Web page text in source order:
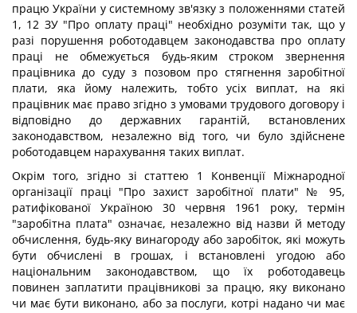
працю України у системному зв'язку з положеннями статей
1, 12 ЗУ "Про оплату праці" необхідно розуміти так, що у
разі порушення роботодавцем законодавства про оплату
праці не обмежується будь-яким строком звернення
працівника до суду з позовом про стягнення заробітної
плати, яка йому належить, тобто усіх виплат, на які
працівник має право згідно з умовами трудового договору і
відповідно до державних гарантій, встановлених
законодавством, незалежно від того, чи було здійснене
роботодавцем нарахування таких виплат.
Окрім того, згідно зі статтею 1 Конвенції Міжнародної
організації праці "Про захист заробітної плати" № 95,
ратифікованої Україною 30 червня 1961 року, термін
"заробітна плата" означає, незалежно від назви й методу
обчислення, будь-яку винагороду або заробіток, які можуть
бути обчислені в грошах, і встановлені угодою або
національним законодавством, що їх роботодавець
повинен заплатити працівникові за працю, яку виконано
чи має бути виконано, або за послуги, котрі надано чи має